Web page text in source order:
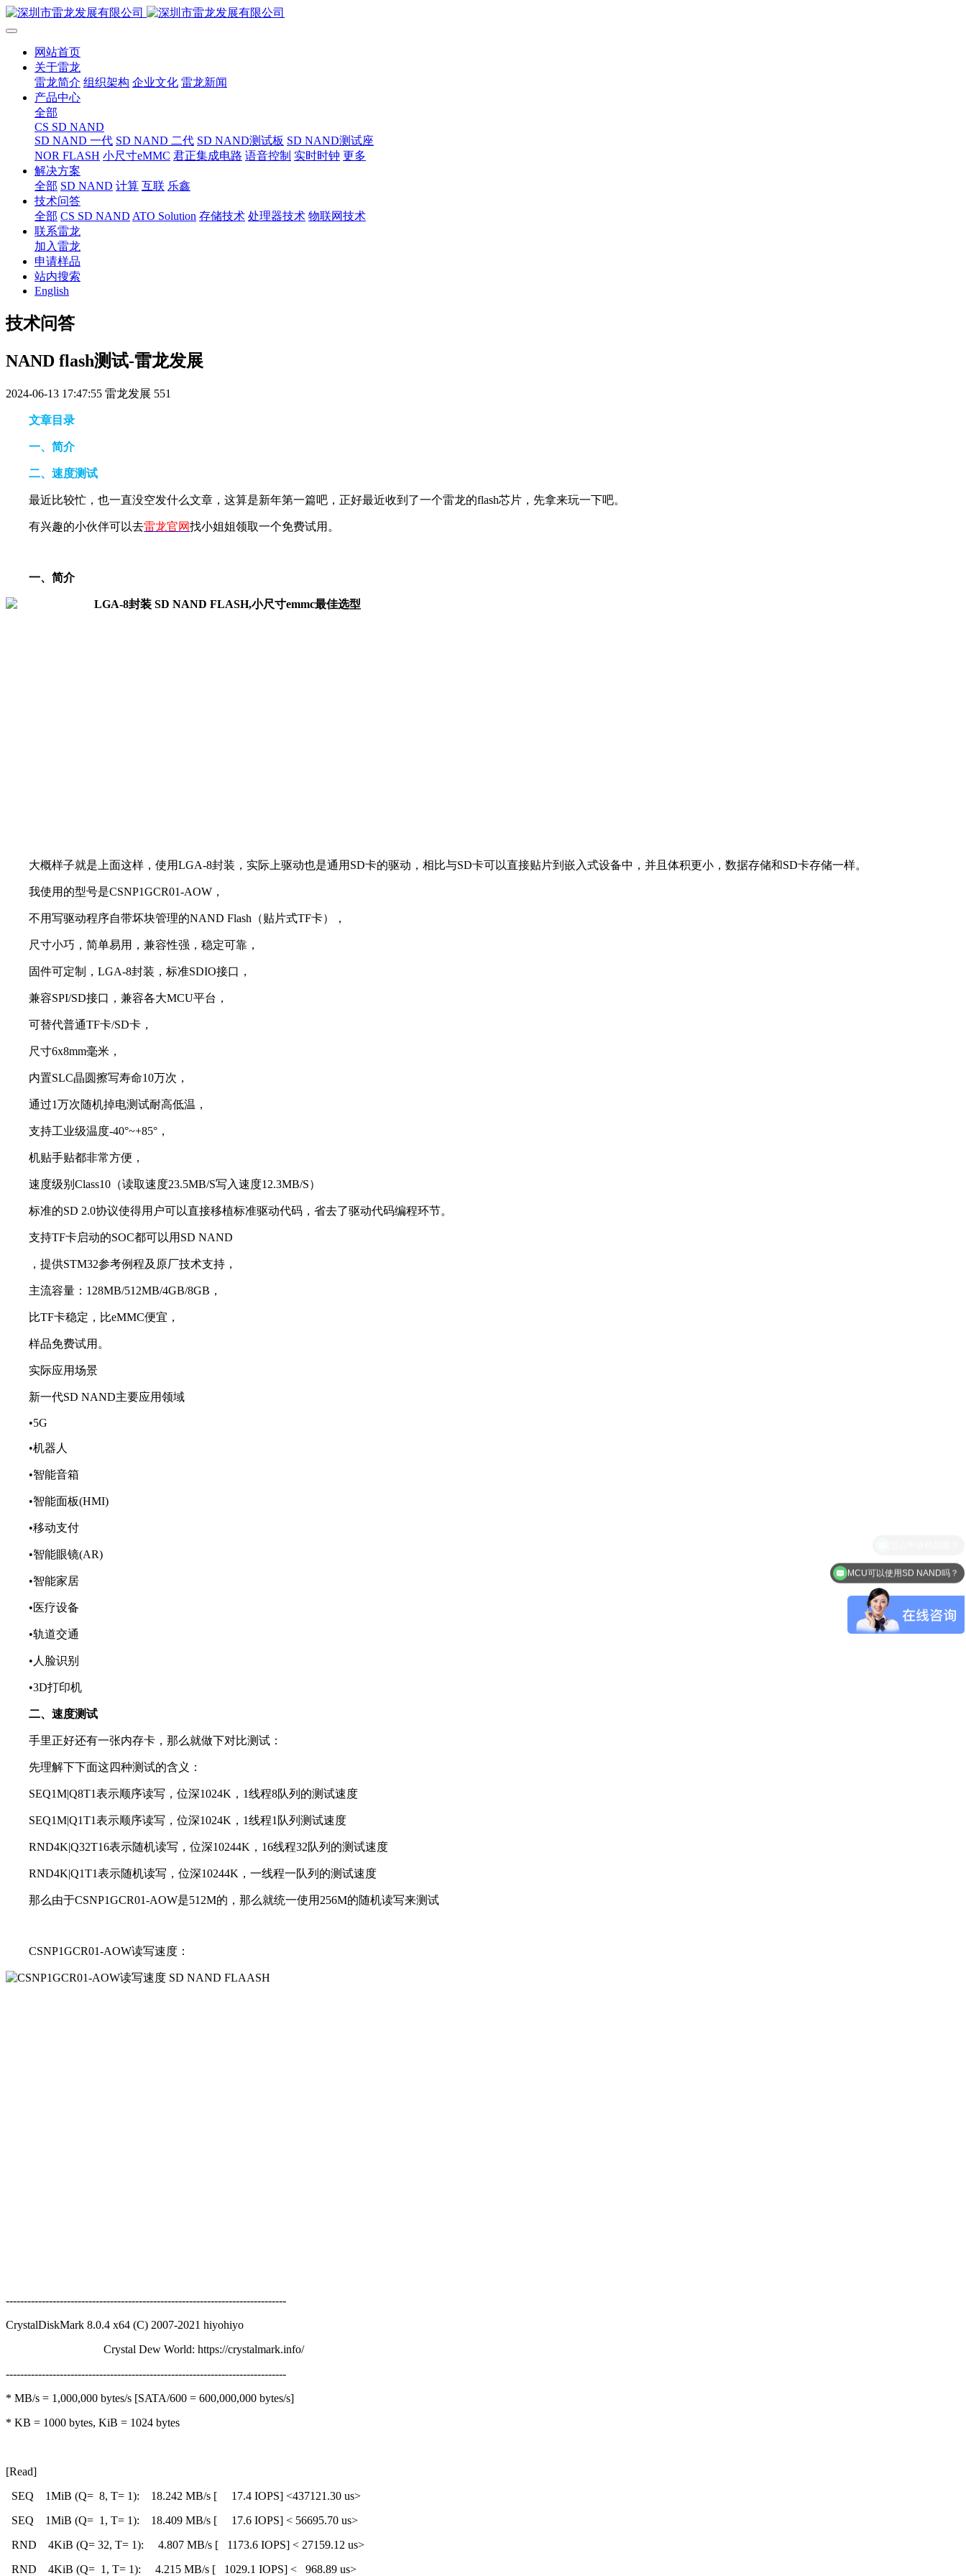
网站首页
关于雷龙
雷龙简介 组织架构 企业文化 雷龙新闻
产品中心
全部
CS SD NAND
SD NAND 一代 SD NAND 二代 SD NAND测试板 SD NAND测试座
NOR FLASH 小尺寸eMMC 君正集成电路 语音控制 实时时钟 更多
解决方案
全部 SD NAND 计算 互联 乐鑫
技术问答
全部 CS SD NAND ATO Solution 存储技术 处理器技术 物联网技术
联系雷龙
加入雷龙
申请样品
站内搜索
English
技术问答
NAND flash测试-雷龙发展
2024-06-13 17:47:55 雷龙发展 551
文章目录
一、简介
二、速度测试
最近比较忙，也一直没空发什么文章，这算是新年第一篇吧，正好最近收到了一个雷龙的flash芯片，先拿来玩一下吧。
有兴趣的小伙伴可以去雷龙官网找小姐姐领取一个免费试用。
一、简介
大概样子就是上面这样，使用LGA-8封装，实际上驱动也是通用SD卡的驱动，相比与SD卡可以直接贴片到嵌入式设备中，并且体积更小，数据存储和SD卡存储一样。
我使用的型号是CSNP1GCR01-AOW，
不用写驱动程序自带坏块管理的NAND Flash（贴片式TF卡），
尺寸小巧，简单易用，兼容性强，稳定可靠，
固件可定制，LGA-8封装，标准SDIO接口，
兼容SPI/SD接口，兼容各大MCU平台，
可替代普通TF卡/SD卡，
尺寸6x8mm毫米，
内置SLC晶圆擦写寿命10万次，
通过1万次随机掉电测试耐高低温，
支持工业级温度-40°~+85°，
机贴手贴都非常方便，
速度级别Class10（读取速度23.5MB/S写入速度12.3MB/S）
标准的SD 2.0协议使得用户可以直接移植标准驱动代码，省去了驱动代码编程环节。
支持TF卡启动的SOC都可以用SD NAND
，提供STM32参考例程及原厂技术支持，
主流容量：128MB/512MB/4GB/8GB，
比TF卡稳定，比eMMC便宜，
样品免费试用。
实际应用场景
新一代SD NAND主要应用领域
•5G
•机器人
•智能音箱
•智能面板(HMI)
•移动支付
•智能眼镜(AR)
•智能家居
•医疗设备
•轨道交通
•人脸识别
•3D打印机
二、速度测试
手里正好还有一张内存卡，那么就做下对比测试：
先理解下下面这四种测试的含义：
SEQ1M|Q8T1表示顺序读写，位深1024K，1线程8队列的测试速度
SEQ1M|Q1T1表示顺序读写，位深1024K，1线程1队列测试速度
RND4K|Q32T16表示随机读写，位深10244K，16线程32队列的测试速度
RND4K|Q1T1表示随机读写，位深10244K，一线程一队列的测试速度
那么由于CSNP1GCR01-AOW是512M的，那么就统一使用256M的随机读写来测试
CSNP1GCR01-AOW读写速度：
------------------------------------------------------------------------------
CrystalDiskMark 8.0.4 x64 (C) 2007-2021 hiyohiyo
Crystal Dew World: https://crystalmark.info/
------------------------------------------------------------------------------
* MB/s = 1,000,000 bytes/s [SATA/600 = 600,000,000 bytes/s]
* KB = 1000 bytes, KiB = 1024 bytes
[Read]
SEQ 1MiB (Q= 8, T= 1): 18.242 MB/s [ 17.4 IOPS] <437121.30 us>
SEQ 1MiB (Q= 1, T= 1): 18.409 MB/s [ 17.6 IOPS] < 56695.70 us>
RND 4KiB (Q= 32, T= 1): 4.807 MB/s [ 1173.6 IOPS] < 27159.12 us>
RND 4KiB (Q= 1, T= 1): 4.215 MB/s [ 1029.1 IOPS] < 968.89 us>
MCU可以使用SD NAND吗？